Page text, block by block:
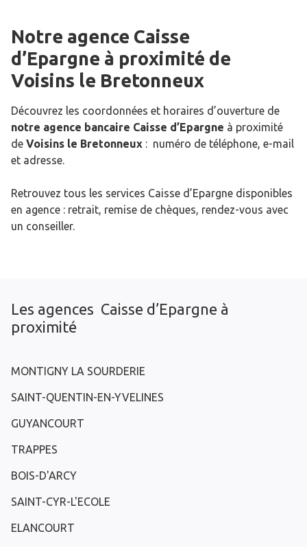
Notre agence Caisse
d’Epargne à proximité de
Voisins le Bretonneux
Découvrez les coordonnées et horaires d’ouverture de
notre agence bancaire Caisse d’Epargne à proximité
de Voisins le Bretonneux : numéro de téléphone, e-mail
et adresse.
Retrouvez tous les services Caisse d’Epargne disponibles
en agence : retrait, remise de chèques, rendez-vous avec
un conseiller.
Les agences Caisse d’Epargne à
proximité
MONTIGNY LA SOURDERIE
SAINT-QUENTIN-EN-YVELINES
GUYANCOURT
TRAPPES
BOIS-D'ARCY
SAINT-CYR-L'ECOLE
ELANCOURT